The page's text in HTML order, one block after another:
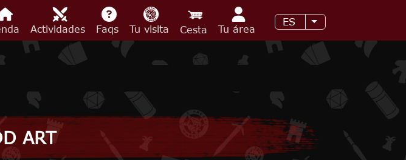
Actividades Faqs Tu visita Cesta Tu área
ES Lista adicional de
ART